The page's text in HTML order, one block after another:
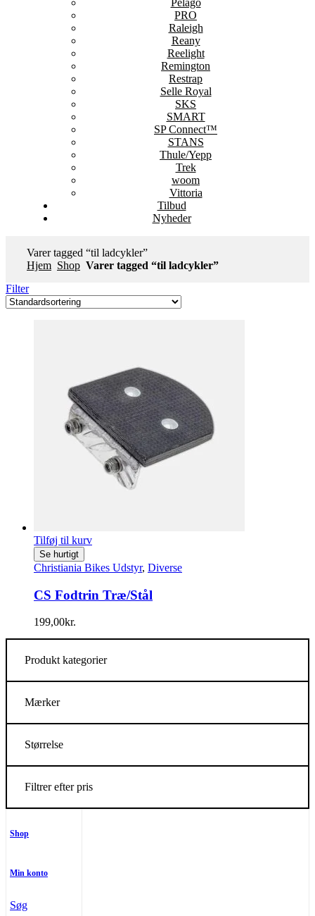
Pelago
PRO
Raleigh
Reany
Reelight
Remington
Restrap
Selle Royal
SKS
SMART
SP Connect™
STANS
Thule/Yepp
Trek
woom
Vittoria
Tilbud
Nyheder
Varer tagged “til ladcykler”
Hjem Shop Varer tagged “til ladcykler”
Filter
Tilføj til kurv
Se hurtigt
Christiania Bikes Udstyr, Diverse
CS Fodtrin Træ/Stål
199,00kr.
Produkt kategorier
Mærker
Størrelse
Filtrer efter pris
Shop
Min konto
Søg